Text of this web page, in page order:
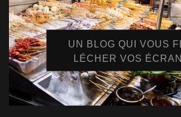
UN BLOG QUI VOUS
LÉCHER VOS